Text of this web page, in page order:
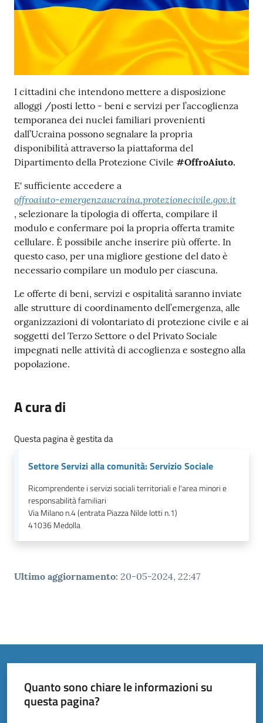
Seguici
Contenuto
I cittadini che intendono mettere a disposizione
alloggi /posti letto - beni e servizi per l’accoglienza
temporanea dei nuclei familiari provenienti
dall’Ucraina possono segnalare la propria
disponibilità attraverso la piattaforma del
Dipartimento della Protezione Civile #OffroAiuto.
E' sufficiente accedere a
offroaiuto-emergenzaucraina.protezionecivile.gov.it
, selezionare la tipologia di offerta, compilare il
modulo e confermare poi la propria offerta tramite
cellulare. È possibile anche inserire più offerte. In
questo caso, per una migliore gestione del dato è
necessario compilare un modulo per ciascuna.
Le offerte di beni, servizi e ospitalità saranno inviate
alle strutture di coordinamento dell’emergenza, alle
organizzazioni di volontariato di protezione civile e ai
soggetti del Terzo Settore o del Privato Sociale
impegnati nelle attività di accoglienza e sostegno alla
popolazione.
A cura di
Questa pagina è gestita da
Settore Servizi alla comunità: Servizio Sociale
Ricomprendente i servizi sociali territoriali e l'area minori e
responsabilità familiari
Via Milano n.4 (entrata Piazza Nilde Iotti n.1)
41036Medolla
Ultimo aggiornamento: 20-05-2024, 22:47
Quanto sono chiare le informazioni su
questa pagina?